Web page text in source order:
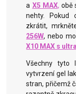
a X5 MAX, obě
nehty. Pokud
zkrátit,
256W, nebo
X10 MAX s
Všechny tyto
vytvrzení gel
stran, přičemž